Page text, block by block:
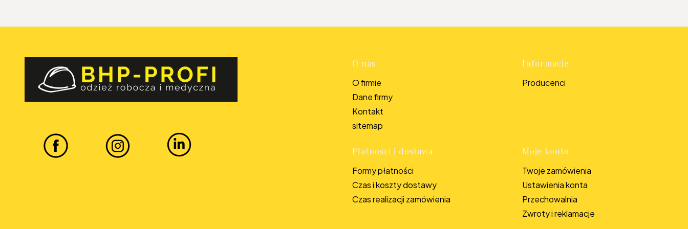
Linki w stopce
O nas
O firmie
Dane firmy
Kontakt
sitemap
Informacje
Producenci
Płatności i dostawa
Formy płatności
Czas i koszty dostawy
Czas realizacji zamówienia
Moje konto
Twoje zamówienia
Ustawienia konta
Przechowalnia
Zwroty i reklamacje